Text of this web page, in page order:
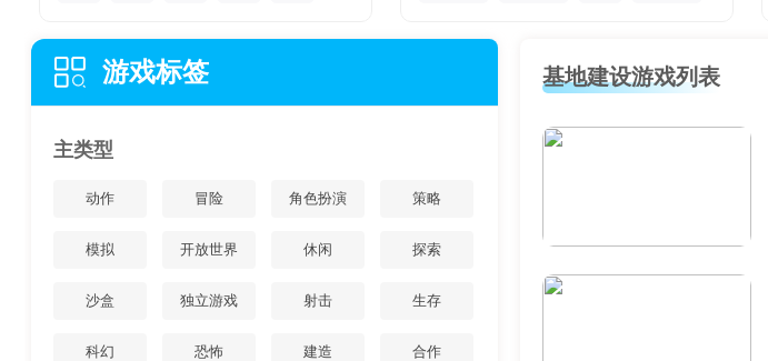
游戏标签
主类型
动作 冒险 角色扮演 策略
模拟 开放世界 休闲 探索
沙盒 独立游戏 射击 生存
科幻 恐怖 建造 合作
基地建设游戏列表